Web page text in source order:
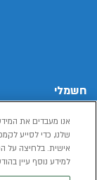
חשמלי
רכב חשמלי
הכל על רכב חשמלי
אנו מעבדים את
שלנו, כדי לסייע
אישית. בלחיצה על
למידע נוסף עיין